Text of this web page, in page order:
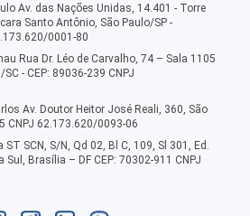
Av. das Nações Unidas, 14.401 - Torre
Santo Antônio, São Paulo/SP -
0001-80
Rua Dr. Léo de Carvalho, 74 – Sala 1105
- CEP: 89036-239 CNPJ
Av. Doutor Heitor José Reali, 360, São
CNPJ 62.173.620/0093-06
SCN, S/N, Qd 02, Bl C, 109, Sl 301, Ed.
Brasília – DF CEP: 70302-911 CNPJ